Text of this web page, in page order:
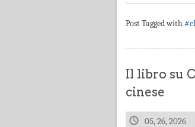
Post Tagged with
Il libro su
cinese
05, 26, 2026